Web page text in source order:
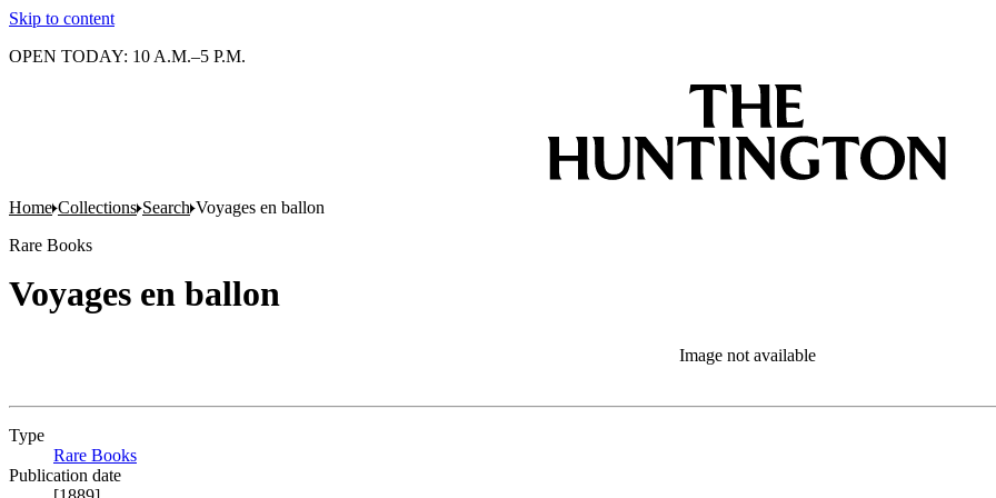
Skip to content
OPEN TODAY: 10 A.M.–5 P.M.
Home Collections Search Voyages en ballon
Rare Books
Voyages en ballon
Image not available
Type
Rare Books
Publication date